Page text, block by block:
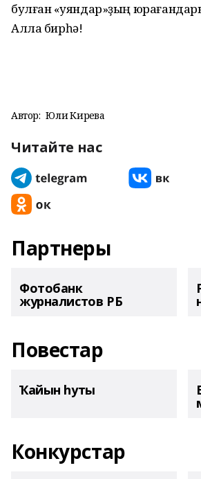
бул­ған «ҡуяндар»ҙың
Алла бир­һә!
Автор: Юлиә Кирәева
Читайте нас
Партнеры
Фотобанк
журналистов РБ
Повестар
Ҡайын һуты
Конкурстар